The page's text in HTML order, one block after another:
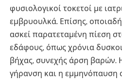
φυσιολογικοί τοκετοί με
εμβρυουλκά. Επίσης,
ασκεί παρατεταμένη πίεση
εδάφους, όπως χρόνια
βήχας, συνεχής άρση βαρών.
γήρανση και η εμμηνόπαυση